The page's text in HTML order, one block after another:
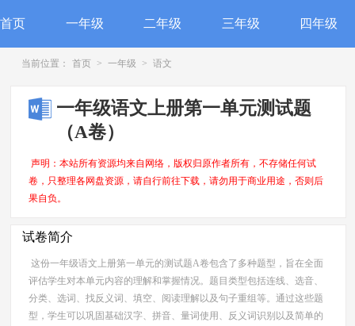
首页 一年级 二年级 三年级 四年级
当前位置： 首页 > 一年级 > 语文
一年级语文上册第一单元测试题
（A卷）
声明：本站所有资源均来自网络，版权归原作者所有，不存储任何试
卷，只整理各网盘资源，请自行前往下载，请勿用于商业用途，否则后
果自负。
试卷简介
这份一年级语文上册第一单元的测试题A卷包含了多种题型，旨在全面
评估学生对本单元内容的理解和掌握情况。题目类型包括连线、选音、
分类、选词、找反义词、填空、阅读理解以及句子重组等。通过这些题
型，学生可以巩固基础汉字、拼音、量词使用、反义词识别以及简单的